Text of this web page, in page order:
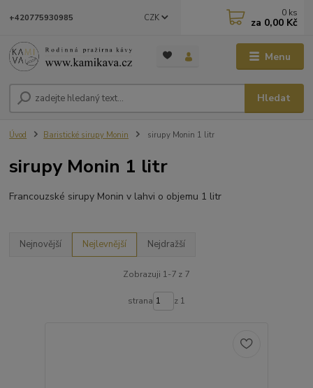
Menu
CZK
Hledat
+420775930985 0 ks
za 0,00 Kč
Úvod Baristické sirupy Monin sirupy Monin 1 litr
sirupy Monin 1 litr
Francouzské sirupy Monin v lahvi o objemu 1 litr
Nejnovější Nejlevnější Nejdražší
Zobrazuji 1-7 z 7
strana z 1